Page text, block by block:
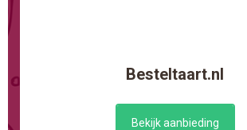
Besteltaart.nl
Bekijk aanbieding